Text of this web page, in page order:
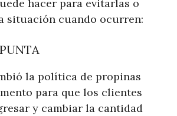
hacer para evitarlas o
situación cuando ocurren:
la política de propinas
para que los clientes
y cambiar la cantidad